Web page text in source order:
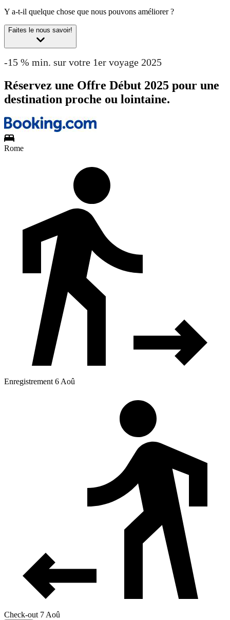
Y a-t-il quelque chose que nous pouvons améliorer ?
Faites le nous savoir!
-15 % min. sur votre 1er voyage 2025
Réservez une Offre Début 2025 pour une
destination proche ou lointaine.
Rome
Enregistrement 6 Aoû
Check-out 7 Aoû